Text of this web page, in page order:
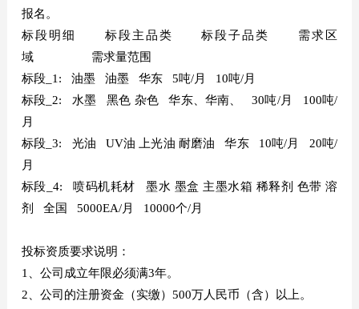
报名。
标段明细 标段主品类 标段子品类 需求区
域 需求量范围
标段_1: 油墨 油墨 华东 5吨/月 10吨/月
标段_2: 水墨 黑色 杂色 华东、华南、 30吨/月 100吨/
月
标段_3: 光油 UV油 上光油 耐磨油 华东 10吨/月 20吨/
月
标段_4: 喷码机耗材 墨水 墨盒 主墨水箱 稀释剂 色带 溶
剂 全国 5000EA/月 10000个/月
投标资质要求说明：
1、公司成立年限必须满3年。
2、公司的注册资金（实缴）500万人民币（含）以上。